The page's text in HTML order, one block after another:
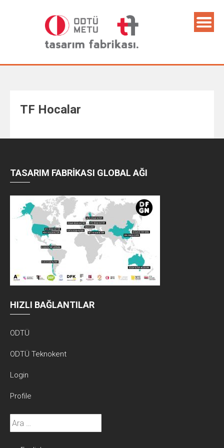
TF Hocalar
TASARIM FABRİKASI GLOBAL AĞI
HIZLI BAĞLANTILAR
ODTÜ
ODTÜ Teknokent
Login
Profile
Arama: